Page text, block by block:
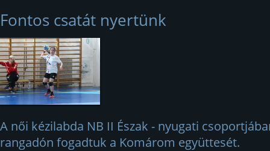
Fontos csatát nyertünk
A női kézilabda NB II Észak - nyugati
rangadón fogadtuk a Komárom együttesét.